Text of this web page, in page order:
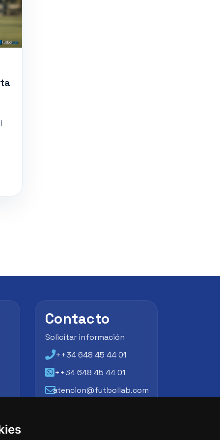
Contacto
Solicitar información
++34 648 45 44 01
++34 648 45 44 01
atencion@futbollab.com